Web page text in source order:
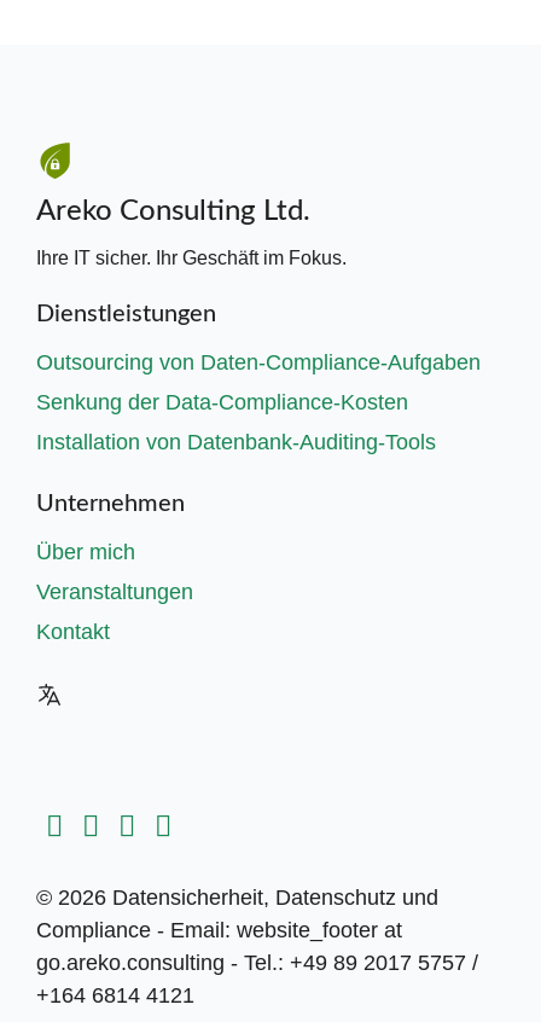
Areko Consulting Ltd.
Ihre IT sicher. Ihr Geschäft im Fokus.
Dienstleistungen
Outsourcing von Daten-Compliance-Aufgaben
Senkung der Data-Compliance-Kosten
Installation von Datenbank-Auditing-Tools
Unternehmen
Über mich
Veranstaltungen
Kontakt
© 2026 Datensicherheit, Datenschutz und
Compliance - Email: website_footer at
go.areko.consulting - Tel.: +49 89 2017 5757 /
+164 6814 4121